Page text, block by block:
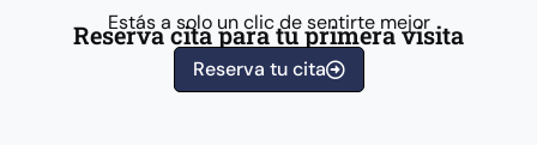
Estás a solo un clic de sentirte mejor
Reserva cita para tu primera visita
Reserva tu cita